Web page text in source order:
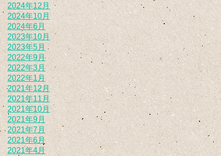
2024年12月
2024年10月
2024年6月
2023年10月
2023年5月
2022年9月
2022年3月
2022年1月
2021年12月
2021年11月
2021年10月
2021年9月
2021年7月
2021年6月
2021年4月